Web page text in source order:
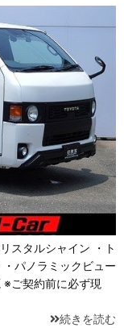
スタルシャイン ・ト
パノラミックビュー
※ご契約前に必ず現
続きを読む